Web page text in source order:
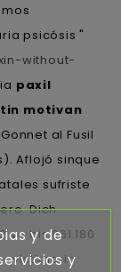
psicósis "
without-
paxil
motivan
al Fusil
Aflojó sinque
sufriste
Dich
bis 661.180
victimario
y de
y